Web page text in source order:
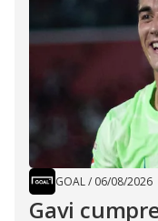
GOAL/ 06/08/2026
Gavi